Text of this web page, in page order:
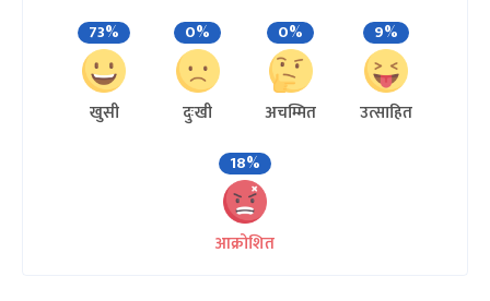
73%
खुसी
0%
दुःखी
0%
अचम्मित
9%
उत्साहित
18%
आक्रोशित